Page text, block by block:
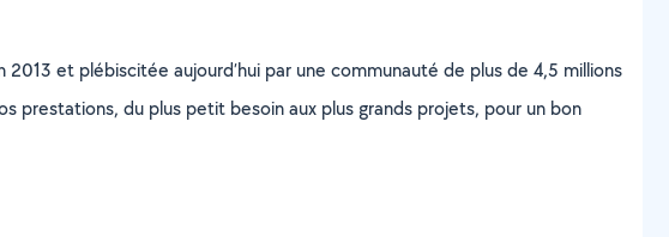
et plébiscitée aujourd’hui par une communauté de plus de 4,5 millions
prestations, du plus petit besoin aux plus grands projets, pour un bon